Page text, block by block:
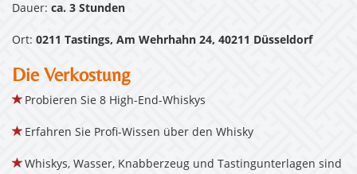
Dauer: ca. 3 Stunden
Ort: 0211 Tastings, Am Wehrhahn 24, 40211 Düsseldorf
Die Verkostung
Probieren Sie 8 High-End-Whiskys
Erfahren Sie Profi-Wissen über den Whisky
Whiskys, Wasser, Knabberzeug und Tastingunterlagen sind